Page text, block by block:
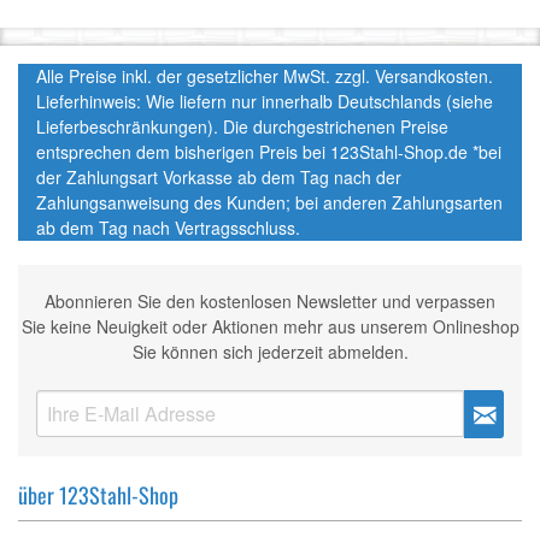
Alle Preise inkl. der gesetzlicher MwSt. zzgl. Versandkosten.
Lieferhinweis: Wie liefern nur innerhalb Deutschlands (siehe
Lieferbeschränkungen). Die durchgestrichenen Preise
entsprechen dem bisherigen Preis bei 123Stahl-Shop.de *bei
der Zahlungsart Vorkasse ab dem Tag nach der
Zahlungsanweisung des Kunden; bei anderen Zahlungsarten
ab dem Tag nach Vertragsschluss.
Abonnieren Sie den kostenlosen Newsletter und verpassen
Sie keine Neuigkeit oder Aktionen mehr aus unserem Onlineshop
Sie können sich jederzeit abmelden.
über 123Stahl-Shop